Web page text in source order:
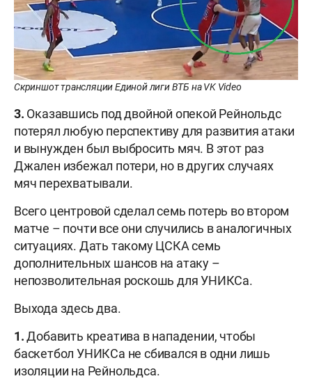
Скриншот трансляции Единой лиги ВТБ на VK Video
3. Оказавшись под двойной опекой Рейнольдс
потерял любую перспективу для развития атаки
и вынужден был выбросить мяч. В этот раз
Джален избежал потери, но в других случаях
мяч перехватывали.
Всего центровой сделал семь потерь во втором
матче – почти все они случились в аналогичных
ситуациях. Дать такому ЦСКА семь
дополнительных шансов на атаку –
непозволительная роскошь для УНИКСа.
Выхода здесь два.
1.Добавить креатива в нападении, чтобы
баскетбол УНИКСа не сбивался в одни лишь
изоляции на Рейнольдса.